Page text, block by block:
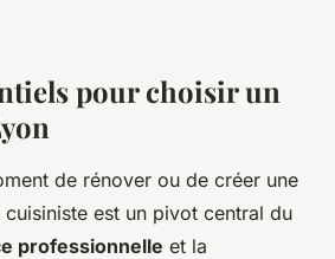
pour choisir un
de rénover ou de créer une
est un pivot central du
professionnelle et la